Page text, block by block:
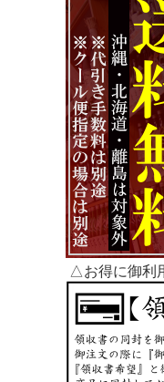
△お得に御利